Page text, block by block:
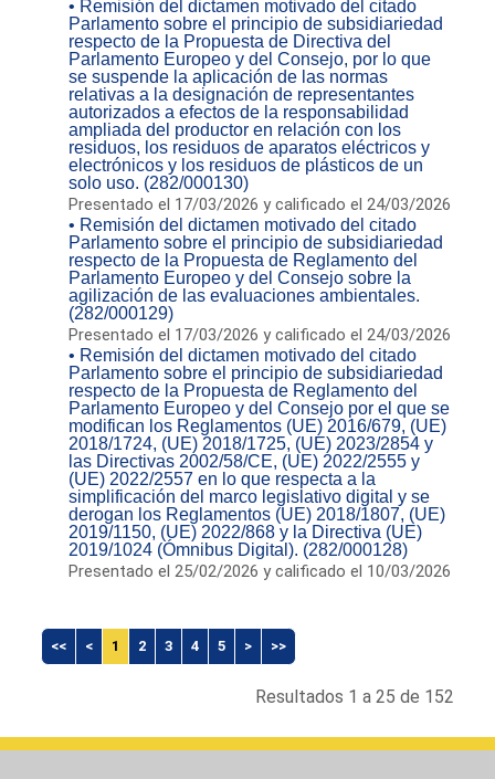
• Remisión del dictamen motivado del citado
Parlamento sobre el principio de subsidiariedad
respecto de la Propuesta de Directiva del
Parlamento Europeo y del Consejo, por lo que
se suspende la aplicación de las normas
relativas a la designación de representantes
autorizados a efectos de la responsabilidad
ampliada del productor en relación con los
residuos, los residuos de aparatos eléctricos y
electrónicos y los residuos de plásticos de un
solo uso. (282/000130)
Presentado el 17/03/2026 y calificado el 24/03/2026
• Remisión del dictamen motivado del citado
Parlamento sobre el principio de subsidiariedad
respecto de la Propuesta de Reglamento del
Parlamento Europeo y del Consejo sobre la
agilización de las evaluaciones ambientales.
(282/000129)
Presentado el 17/03/2026 y calificado el 24/03/2026
• Remisión del dictamen motivado del citado
Parlamento sobre el principio de subsidiariedad
respecto de la Propuesta de Reglamento del
Parlamento Europeo y del Consejo por el que se
modifican los Reglamentos (UE) 2016/679, (UE)
2018/1724, (UE) 2018/1725, (UE) 2023/2854 y
las Directivas 2002/58/CE, (UE) 2022/2555 y
(UE) 2022/2557 en lo que respecta a la
simplificación del marco legislativo digital y se
derogan los Reglamentos (UE) 2018/1807, (UE)
2019/1150, (UE) 2022/868 y la Directiva (UE)
2019/1024 (Ómnibus Digital). (282/000128)
Presentado el 25/02/2026 y calificado el 10/03/2026
<< < 1 2 3 4 5 > >>
Resultados 1 a 25 de 152